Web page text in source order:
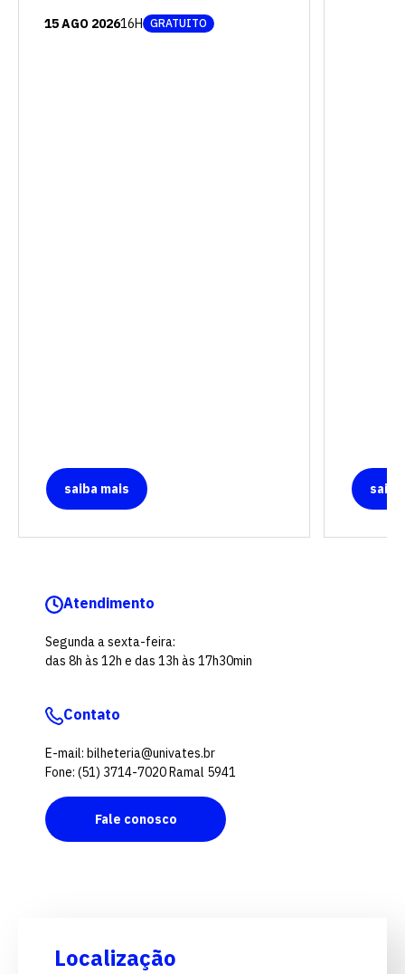
15 AGO 202616H GRATUITO
saiba mais
Atendimento
Segunda a sexta-feira:
das 8h às 12h e das 13h às 17h30min
Contato
E-mail: bilheteria@univates.br
Fone: (51) 3714-7020 Ramal 5941
Fale conosco
Localização